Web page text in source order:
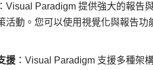
：Visual Paradigm 提供強大的報告
活動。您可以使用視覺化與報告
援 ：Visual Paradigm 支援多種架